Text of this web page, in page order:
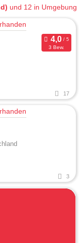
und 12 in Umgebung
3 Bew.
17
3